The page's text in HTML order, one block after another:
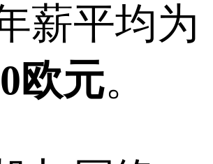
薪平均为
欧元。